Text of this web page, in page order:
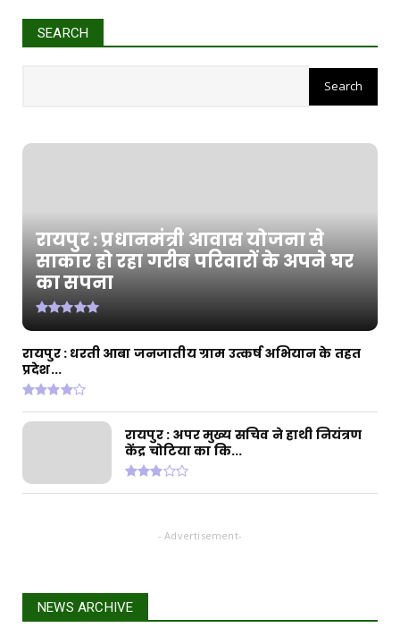
रायपुर : छत्तीसगढ़ में अमानक पनीर और डेयरी
CHHATTISGARH
CHHATTISGARH
रायपुर : राजस्व मामलों में देरी बर्दाश्त नहीं, समय पर
CHHATTISGARH
रायपुर : अपर मुख्य सचिव ने हाथी नियंत्रण केंद्र चोटिया
SEARCH
रायपुर : प्रधानमंत्री आवास योजना से
साकार हो रहा गरीब परिवारों के अपने घर
का सपना
रायपुर : धरती आबा जनजातीय ग्राम उत्कर्ष अभियान के तहत
प्रदेश...
रायपुर : अपर मुख्य सचिव ने हाथी नियंत्रण
केंद्र चोटिया का कि...
- Advertisement-
NEWS ARCHIVE